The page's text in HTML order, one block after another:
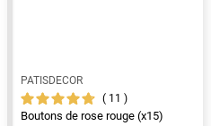
PATISDECOR
11
Boutons de rose rouge (x15)